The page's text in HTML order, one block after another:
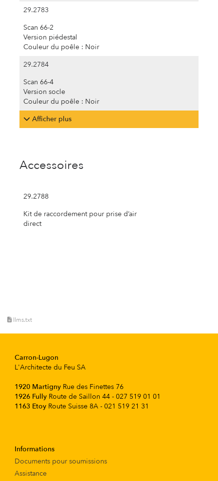
29.2783
Scan 66-2
Version piédestal
Couleur du poêle : Noir
29.2784
Scan 66-4
Version socle
Couleur du poêle : Noir
Afficher plus
Accessoires
29.2788
Kit de raccordement pour prise d’air
direct
llms.txt
Carron-Lugon
L'Architecte du Feu SA
1920 Martigny Rue des Finettes 76
1926 Fully Route de Saillon 44 - 027 519 01 01
1163 Etoy Route Suisse 8A - 021 519 21 31
Informations
Documents pour soumissions
Assistance